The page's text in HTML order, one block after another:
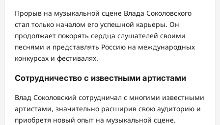
Прорыв на музыкальной сцене Влада Соколовского
стал только началом его успешной карьеры. Он
продолжает покорять сердца слушателей своими
песнями и представлять Россию на международных
конкурсах и фестивалях.
Сотрудничество с известными артистами
Влад Соколовский сотрудничал с многими известными
артистами, значительно расширив свою аудиторию и
приобретя новый опыт на музыкальной сцене.